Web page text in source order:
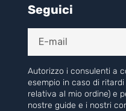
Seguici
Autorizzo i consulenti a
esempio in caso di
relativa al mio ordine) e
nostre guide e i nostri